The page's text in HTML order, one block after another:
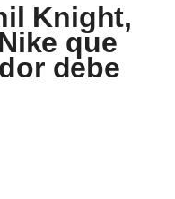
Knight,
que
debe